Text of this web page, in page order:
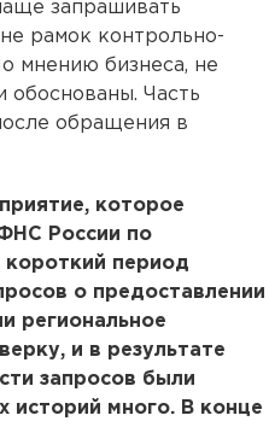
запрашивать
рамок контрольно-
мнению бизнеса, не
обоснованы. Часть
обращения в
которое
России по
короткий период
о предоставлении
региональное
и в результате
запросов были
историй много. В конце